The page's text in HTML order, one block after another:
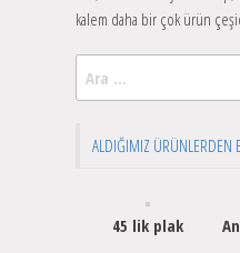
kalem daha bir çok ürün
ALDIĞIMIZ ÜRÜNLERDEN
45 lik plak